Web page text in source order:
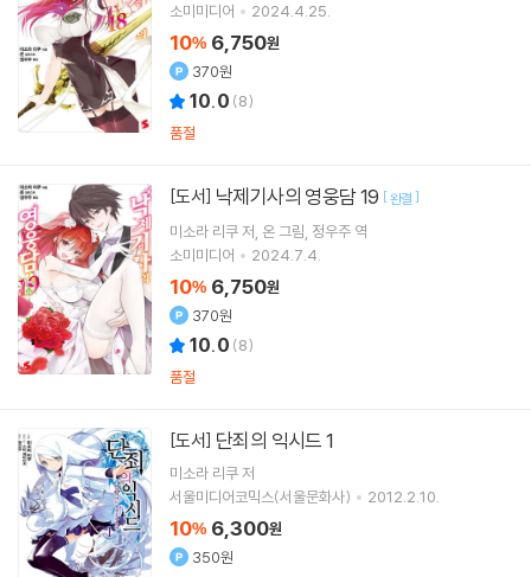
소미미디어
2024.4.25.
10% 6,750원
370원
10.0 (8)
품절
[도서] 낙제기사의 영웅담 19 [완결 ]
미소라 리쿠저 온그림 정우주 역
소미미디어
2024.7.4.
10% 6,750원
370원
10.0 (8)
품절
[도서] 단죄의 익시드 1
미소라 리쿠저
서울미디어코믹스(서울문화사)
2012.2.10.
10% 6,300원
350원